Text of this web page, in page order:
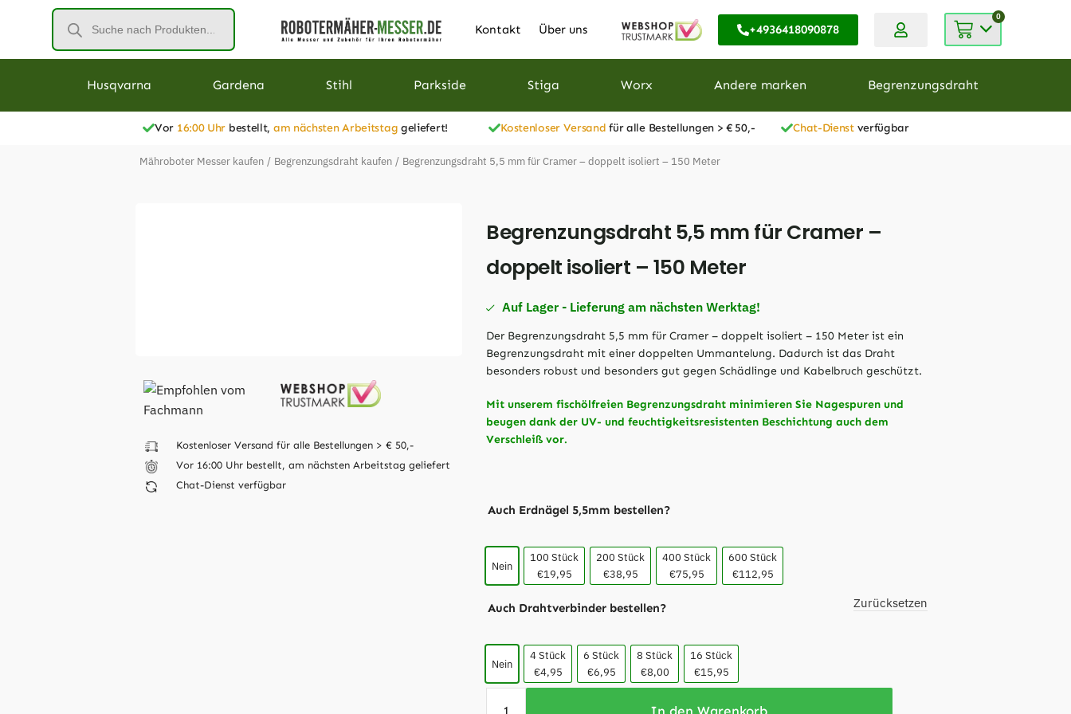
Kontakt Über uns +4936418090878
0
Husqvarna Gardena Stihl Parkside Stiga Worx Andere marken Begrenzungsdraht
Vor 16:00 Uhr bestellt, am nächsten Arbeitstag geliefert! Kostenloser Versand für alle Bestellungen > € 50,- Chat-Dienstverfügbar
Mähroboter Messer kaufen / Begrenzungsdraht kaufen / Begrenzungsdraht 5,5 mm für Cramer – doppelt isoliert – 150 Meter
Kostenloser Versand für alle Bestellungen > € 50,-
Vor 16:00 Uhr bestellt, am nächsten Arbeitstag geliefert
Chat-Dienst verfügbar
Begrenzungsdraht 5,5 mm für Cramer –
doppelt isoliert – 150 Meter
Auf Lager - Lieferung am nächsten Werktag!
Der Begrenzungsdraht 5,5 mm für Cramer – doppelt isoliert – 150 Meter ist ein
Begrenzungsdraht mit einer doppelten Ummantelung. Dadurch ist das Draht
besonders robust und besonders gut gegen Schädlinge und Kabelbruch geschützt.
Mit unserem fischölfreien Begrenzungsdraht minimieren Sie Nagespuren und
beugen dank der UV- und feuchtigkeitsresistenten Beschichtung auch dem
Verschleiß vor.
Auch Erdnägel 5,5mm bestellen?
Nein
100 Stück
€19,95
200 Stück
€38,95
400 Stück
€75,95
600 Stück
€112,95
Auch Drahtverbinder bestellen?
Nein
4 Stück
€4,95
6 Stück
€6,95
8 Stück
€8,00
16 Stück
€15,95
Zurücksetzen